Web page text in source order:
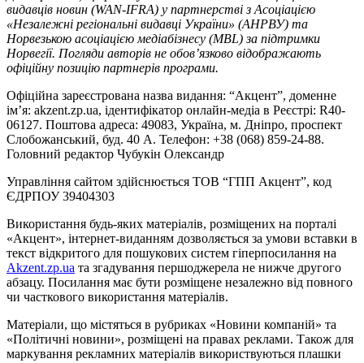
видавців новин (WAN-IFRA) у партнерстві з Асоціацією
«Незалежні регіональні видавці України» (АНРВУ) та
Норвезькою асоціацією медіабізнесу (MBL) за підтримки
Норвегії. Погляди авторів не обов’язково відображають
офіційну позицію партнерів програми.
Офіційна зареєстрована назва видання: “Акцент”, доменне
ім’я: akzent.zp.ua, ідентифікатор онлайн-медіа в Реєстрі: R40-
06127. Поштова адреса: 49083, Україна, м. Дніпро, проспект
Слобожанський, буд. 40 А. Телефон: +38 (068) 859-24-88.
Головний редактор Чубукін Олександр
Управління сайтом здійснюється ТОВ “ГПП Акцент”, код
ЄДРПОУ 39404303
Використання будь-яких матеріалів, розміщених на порталі
«Акцент», інтернет-виданням дозволяється за умови вставки в
текст відкритого для пошукових систем гіперпосилання на
Akzent.zp.ua та згадування першоджерела не нижче другого
абзацу. Посилання має бути розміщене незалежно від повного
чи часткового використання матеріалів.
Матеріали, що містяться в рубриках «Новини компаній» та
«Політичні новини», розміщені на правах реклами. Також для
маркування рекламних матеріалів використвуються плашки